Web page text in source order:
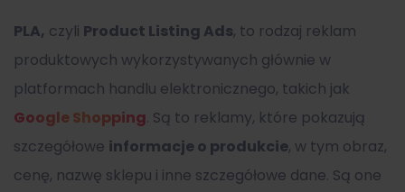
PLA, czyli Product Listing Ads, to rodzaj reklam
produktowych wykorzystywanych głównie w
platformach handlu elektronicznego, takich jak
Google Shopping. Są to reklamy, które pokazują
szczegółowe informacje o produkcie, w tym obraz,
cenę, nazwę sklepu i inne szczegółowe dane. Są one